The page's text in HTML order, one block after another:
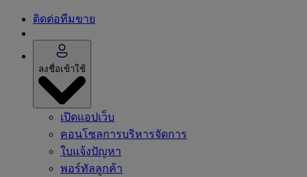
ติดต่อทีมขาย
ลงชื่อเข้าใช้
เปิดแอปเว็บ
คอนโซลการบริหารจัดการ
ใบแจ้งปัญหา
พอร์ทัลลูกค้า